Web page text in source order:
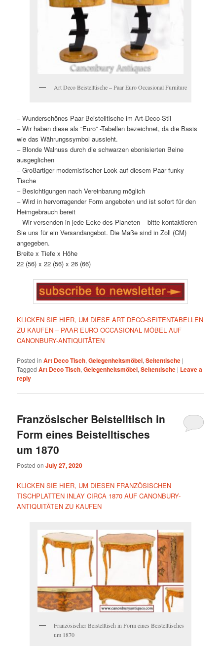
Art Deco Beistelltische – Paar Euro Occasional Furniture
– Wunderschönes Paar Beistelltische im Art-Deco-Stil
– Wir haben diese als “Euro” -Tabellen bezeichnet, da die Basis
wie das Währungssymbol aussieht.
– Blonde Walnuss durch die schwarzen ebonisierten Beine
ausgeglichen
– Großartiger modernistischer Look auf diesem Paar funky
Tische
– Besichtigungen nach Vereinbarung möglich
– Wird in hervorragender Form angeboten und ist sofort für den
Heimgebrauch bereit
– Wir versenden in jede Ecke des Planeten – bitte kontaktieren
Sie uns für ein Versandangebot. Die Maße sind in Zoll (CM)
angegeben.
Breite x Tiefe x Höhe
22 (56) x 22 (56) x 26 (66)
KLICKEN SIE HIER, UM DIESE ART DECO-SEITENTABELLEN
ZU KAUFEN – PAAR EURO OCCASIONAL MÖBEL AUF
CANONBURY-ANTIQUITÄTEN
Posted in Art Deco Tisch,Gelegenheitsmöbel,Seitentische |
Tagged Art Deco Tisch,Gelegenheitsmöbel,Seitentische | Leave a
reply
Französischer Beistelltisch in
Form eines Beistelltisches
um 1870
Posted onJuly 27, 2020
KLICKEN SIE HIER, UM DIESEN FRANZÖSISCHEN
TISCHPLATTEN INLAY CIRCA 1870 AUF CANONBURY-
ANTIQUITÄTEN ZU KAUFEN
Französischer Beistelltisch in Form eines Beistelltisches
um 1870